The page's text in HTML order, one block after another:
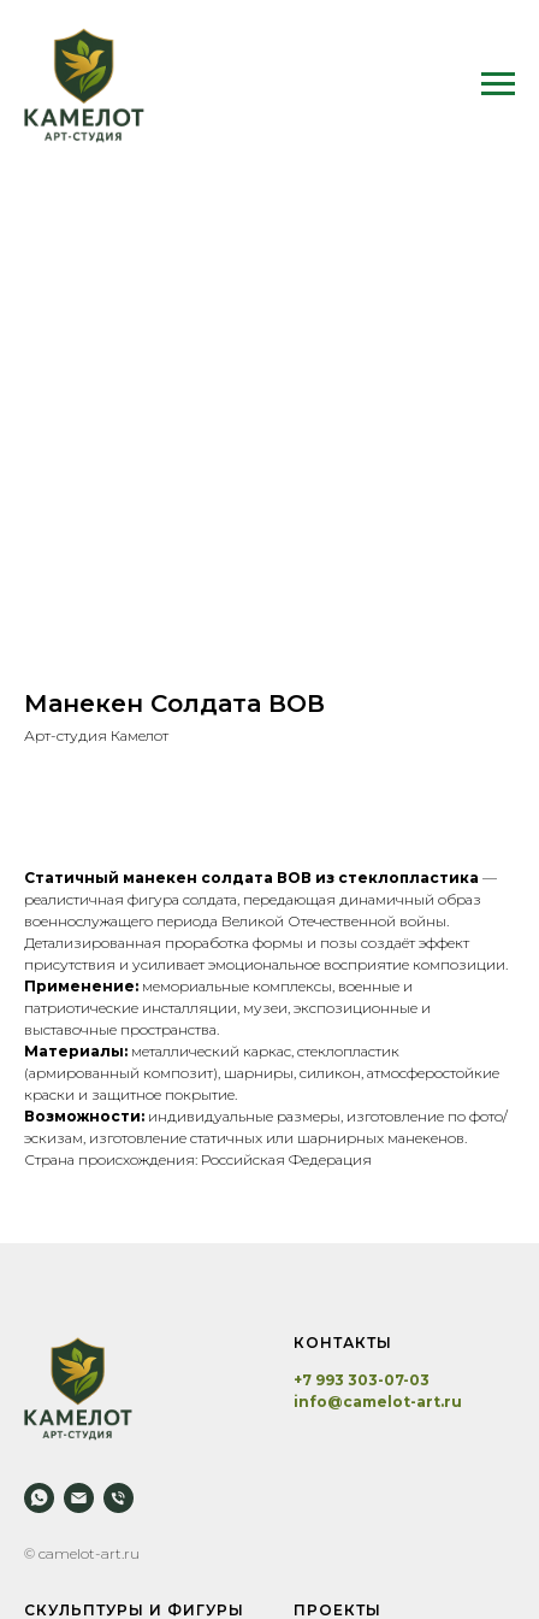
Манекен Солдата ВОВ
Арт-студия Камелот
Статичный манекен солдата ВОВ из стеклопластика —
реалистичная фигура солдата, передающая динамичный образ
военнослужащего периода Великой Отечественной войны.
Детализированная проработка формы и позы создаёт эффект
присутствия и усиливает эмоциональное восприятие композиции.
Применение: мемориальные комплексы, военные и
патриотические инсталляции, музеи, экспозиционные и
выставочные пространства.
Материалы: металлический каркас, стеклопластик
(армированный композит), шарниры, силикон, атмосферостойкие
краски и защитное покрытие.
Возможности: индивидуальные размеры, изготовление по фото/
эскизам, изготовление статичных или шарнирных манекенов.
Страна происхождения: Российская Федерация
© camelot-art.ru
КОНТАКТЫ
+7 993 303-07-03
info@camelot-art.ru
СКУЛЬПТУРЫ И ФИГУРЫ ПРОЕКТЫ